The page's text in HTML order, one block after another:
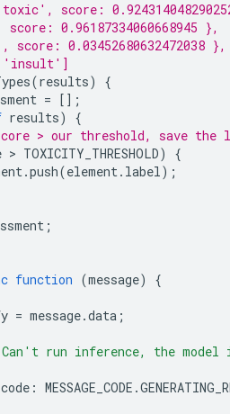
score:
0.96187334060668945 },
0.03452680632472038
(results)
{
=
[];
results)
{
> our threshold, save the
> TOXICITY_THRESHOLD)
{
.push(element. label);
;
function (message)
{
= message.data ;
run inference, the
code : MESSAGE_CODE .